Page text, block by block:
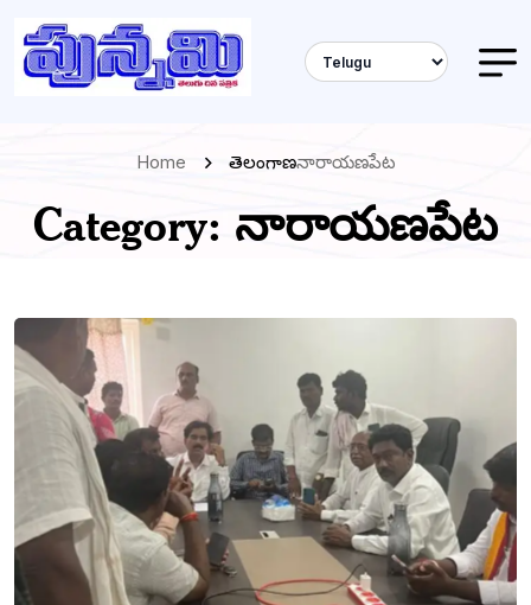
Home తెలంగాణనారాయణపేట
Category: నారాయణపేట